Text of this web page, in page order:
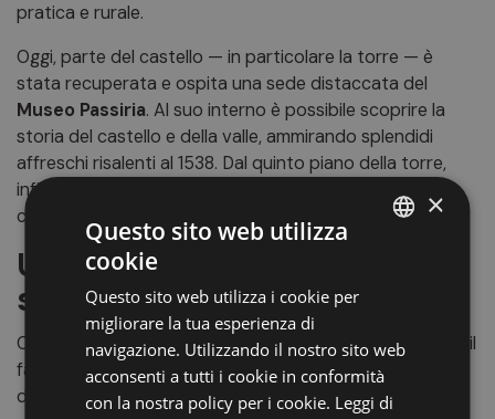
pratica e rurale.
Oggi, parte del castello — in particolare la torre — è
stata recuperata e ospita una sede distaccata del
Museo Passiria. Al suo interno è possibile scoprire la
storia del castello e della valle, ammirando splendidi
affreschi risalenti al 1538. Dal quinto piano della torre,
infine, si apre una vista mozzafiato sulla
Val Passiria
, un
colpo d’occhio che da solo merita la visita.
Un castello, una valle, una
storia
Castel Giovo è oggi una finestra sul passato che unisce il
fascino dell’architettura medievale alla forza narrativa
della memoria storica. Simbolo di un’epoca fiorente e di
ENGLISH
×
Questo sito web utilizza
cookie
Questo sito web utilizza i cookie per
migliorare la tua esperienza di
navigazione. Utilizzando il nostro sito web
acconsenti a tutti i cookie in conformità
con la nostra policy per i cookie. Leggi di